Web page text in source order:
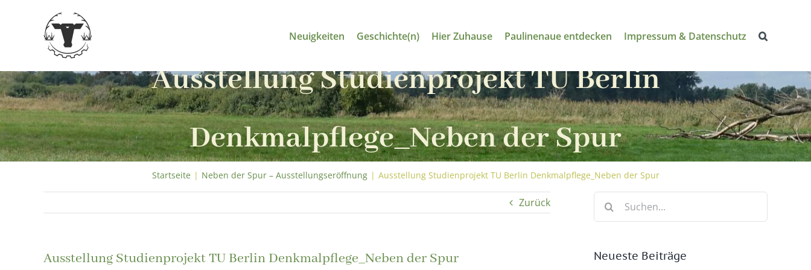
Neuigkeiten Geschichte(n) Hier Zuhause Paulinenaue entdecken Impressum & Datenschutz
Ausstellung Studienprojekt TU Berlin
Denkmalpflege_Neben der Spur
Startseite | Neben der Spur – Ausstellungseröffnung | Ausstellung Studienprojekt TU Berlin Denkmalpflege_Neben der Spur
Zurück
Ausstellung Studienprojekt TU Berlin Denkmalpflege_Neben der Spur
Suche
Neueste Beiträge